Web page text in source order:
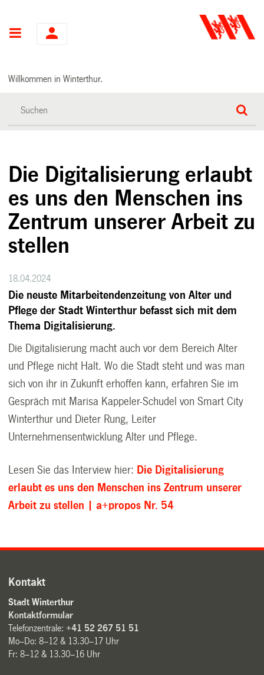
Hauptnavigation
Willkommen in Winterthur.
Die Digitalisierung erlaubt
es uns den Menschen ins
Zentrum unserer Arbeit zu
stellen
18.04.2024
Die neuste Mitarbeitendenzeitung von Alter und
Pflege der Stadt Winterthur befasst sich mit dem
Thema Digitalisierung.
Die Digitalisierung macht auch vor dem Bereich Alter
und Pflege nicht Halt. Wo die Stadt steht und was man
sich von ihr in Zukunft erhoffen kann, erfahren Sie im
Gespräch mit Marisa Kappeler-Schudel von Smart City
Winterthur und Dieter Rung, Leiter
Unternehmensentwicklung Alter und Pflege.
Lesen Sie das Interview hier: Die Digitalisierung
erlaubt es uns den Menschen ins Zentrum unserer
Arbeit zu stellen |a+propos Nr. 54
Kontakt
Stadt Winterthur
Kontaktformular
Telefonzentrale:+41 52 267 51 51
Mo–Do: 8–12 & 13.30–17 Uhr
Fr: 8–12 & 13.30–16 Uhr